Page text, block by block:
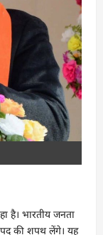
है। भारतीय जनता
पद की शपथ लेंगे। यह